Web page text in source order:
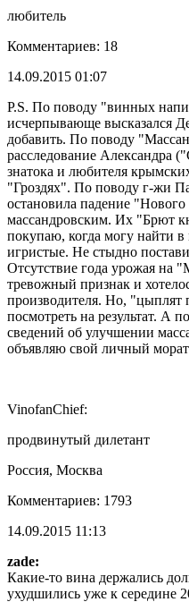
любитель
Комментариев: 18
14.09.2015 01:07
P.S. По поводу "винных
исчерпывающе высказался
добавить. По поводу
расследование Александра
знатока и любителя
"Гроздях". По поводу г-жи
остановила падение "Нового
массандровским. Их "Брют
покупаю, когда могу найти
игристые. Не стыдно
Отсутствие года урожая на
тревожный признак и
производителя. Но, "цыплят
посмотреть на результат. А
сведений об улучшении
объявляю свой личный
VinofanChief:
продвинутый дилетант
Россия, Москва
Комментариев: 1793
14.09.2015 11:13
zade:
Какие-то вина держались
ухудшились уже к середине